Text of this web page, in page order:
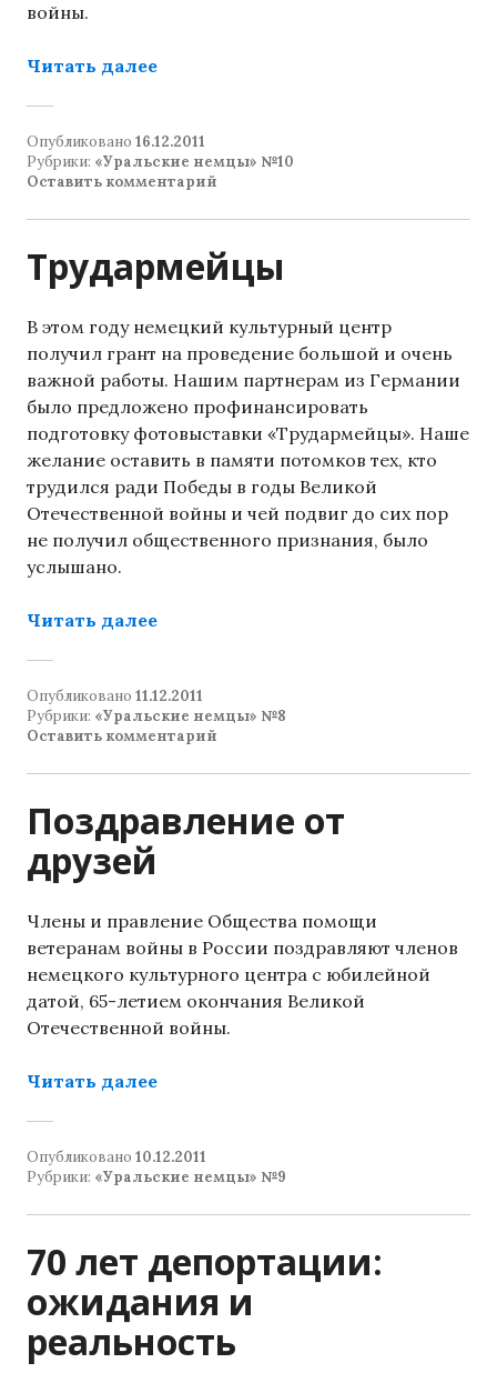
войны.
Читать далее«Обращение к народам»
Опубликовано 16.12.2011
Рубрики: «Уральские немцы» №10
Оставить комментарий
Трудармейцы
В этом году немецкий культурный центр
получил грант на проведение большой и очень
важной работы. Нашим партнерам из Германии
было предложено профинансировать
подготовку фотовыставки «Трудармейцы». Наше
желание оставить в памяти потомков тех, кто
трудился ради Победы в годы Великой
Отечественной войны и чей подвиг до сих пор
не получил общественного признания, было
услышано.
Читать далее«Трудармейцы»
Опубликовано 11.12.2011
Рубрики: «Уральские немцы» №8
Оставить комментарий
Поздравление от
друзей
Члены и правление Общества помощи
ветеранам войны в России поздравляют членов
немецкого культурного центра с юбилейной
датой, 65-летием окончания Великой
Отечественной войны.
Читать далее«Поздравление от друзей»
Опубликовано 10.12.2011
Рубрики: «Уральские немцы» №9
70 лет депортации:
ожидания и
реальность